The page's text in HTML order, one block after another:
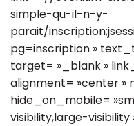
simple-qu-il-n-y-
parait/
pg=inscription »
target= »_blank »
alignment= »center »
hide_on_mobile=
visibility,large-visibility